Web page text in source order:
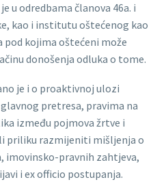
u odredbama članova 46a. i
kao i institutu oštećenog kao
kojima oštećeni može
donošenja odluka o tome.
je i o proaktivnoj ulozi
pretresa, pravima na
između pojmova žrtve i
priliku razmijeniti mišljenja o
imovinsko-pravnih zahtjeva,
i ex officio postupanja.